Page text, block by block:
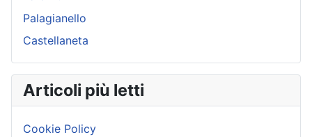
Palagianello
Castellaneta
Articoli più letti
Cookie Policy